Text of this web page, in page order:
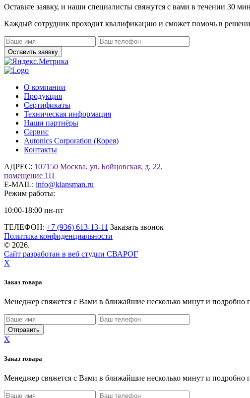
Оставьте заявку, и наши специалисты свяжутся с вами в течении 30
Каждый сотрудник проходит квалификацию и сможет помочь в
О компании
Продукция
Сертификаты
Техническая информация
Наши партнёры
Сервис
Autonics Corporation (Корея)
Контакты
АДРЕС: 107150 Москва, ул. Бойцовская, д. 22,
помещение 1П
E-MAIL: info@klansman.ru
Режим работы:
10:00-18:00 пн-пт
ТЕЛЕФОН: +7 (936) 613-13-11 Заказать звонок
Политика конфиденциальности
© 2026.
Сайт разработан в веб студии СВАРОГ
X
Заказ товара
Менеджер свяжется с Вами в ближайшие несколько минут и подробно
X
Заказ товара
Менеджер свяжется с Вами в ближайшие несколько минут и подробно